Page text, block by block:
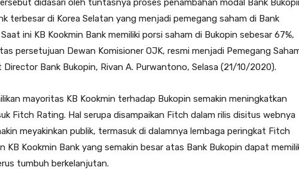
didasari oleh tuntasnya proses penambahan modal Bank
terbesar di Korea Selatan yang menjadi pemegang saham di Bank
ini KB Kookmin Bank memiliki porsi saham di Bukopin sebesar 67%,
persetujuan Dewan Komisioner OJK, resmi menjadi Pemegang
Director Bank Bukopin, Rivan A. Purwantono, Selasa (21/10/2020).
mayoritas KB Kookmin terhadap Bukopin semakin meningkatkan
Fitch Rating. Hal serupa disampaikan Fitch dalam rilis disitus webnya
meyakinkan publik, termasuk di dalamnya lembaga peringkat Fitch
KB Kookmin Bank yang semakin besar atas Bank Bukopin dapat
tumbuh berkelanjutan.